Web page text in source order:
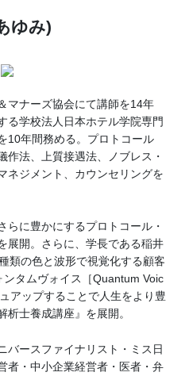
ゆみ)
マナーズ協会にて講師を14年
る学校法人日本ホテル学院専門
10年間務める。プロトコール
作法、上質接遇法、ノブレス・
ネジメント、カウンセリングを
らに豊かにするプロトコール・
展開。さらに、学長である稲井
類の色と波形で視覚化する顧客
タムヴォイス［Quantum Voic
アップすることで人生をより豊
士養成講座』を展開。
バースファイナリスト・ミス日
者・中小企業経営者・医者・弁